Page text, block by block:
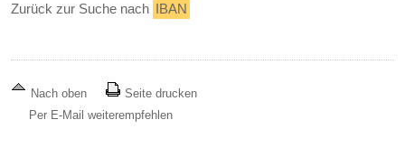
Zurück zur Suche nach IBAN
Nach oben
Seite drucken
Per E-Mail weiterempfehlen